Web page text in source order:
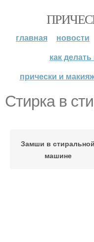
главная новости
как
прически и
Стирка в
Замши в стиральной
машине